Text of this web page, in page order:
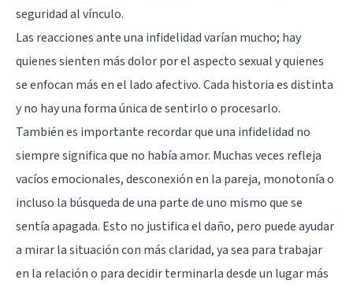
seguridad al vínculo.
Las reacciones ante una infidelidad varían mucho; hay
quienes sienten más dolor por el aspecto sexual y quienes
se enfocan más en el lado afectivo. Cada historia es distinta
y no hay una forma única de sentirlo o procesarlo.
También es importante recordar que una infidelidad no
siempre significa que no había amor. Muchas veces refleja
vacíos emocionales, desconexión en la pareja, monotonía o
incluso la búsqueda de una parte de uno mismo que se
sentía apagada. Esto no justifica el daño, pero puede ayudar
a mirar la situación con más claridad, ya sea para trabajar
en la relación o para decidir terminarla desde un lugar más